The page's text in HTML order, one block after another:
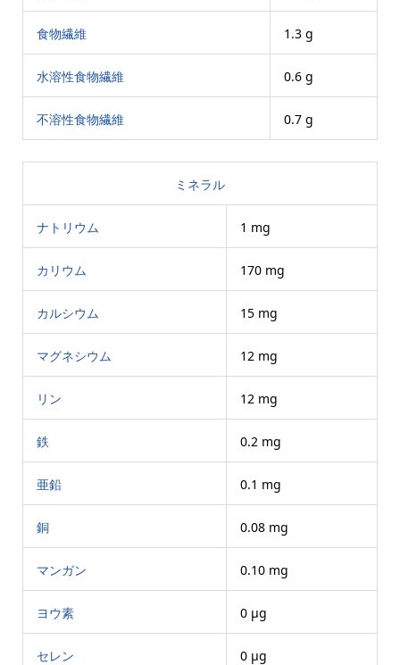
食物繊維 1.3 g
水溶性食物繊維 0.6 g
不溶性食物繊維 0.7 g
ミネラル
ナトリウム 1 mg
カリウム 170 mg
カルシウム 15 mg
マグネシウム 12 mg
リン 12 mg
鉄 0.2 mg
亜鉛 0.1 mg
銅 0.08 mg
マンガン 0.10 mg
ヨウ素 0 μg
セレン 0 μg